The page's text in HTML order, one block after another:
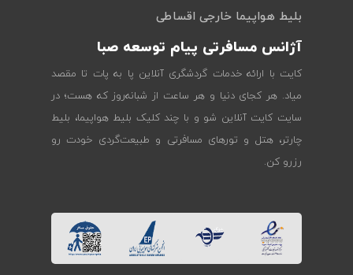
بلیط هواپیما خارجی اقساطی
آژانس مسافرتی پیام توسعه صبا
کایت با ارائه خدمات گردشگری آنلاین پا به پات تا مقصد
میاد. هر کجای دنیا و هر ساعت از شبانه‌روز که هست؛ در
سایت کایت آنلاین شو و با چند کلیک بلیط هواپیما، بلیط
چارتر، هتل و تورهای مسافرتی و طبیعت‌گردی خودت رو
رزرو کن.